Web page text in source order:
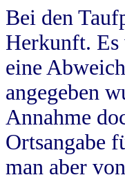
Bei den
Herkunft. Es
eine
angegeben
Annahme
Ortsangabe
man aber